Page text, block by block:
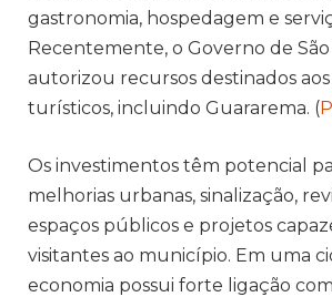
gastronomia, hospedagem e
Recentemente, o Governo de
autorizou recursos destinados
turísticos, incluindo Guararema. (
Os investimentos têm potencial
melhorias urbanas, sinalização,
espaços públicos e projetos
visitantes ao município. Em uma
economia possui forte ligação